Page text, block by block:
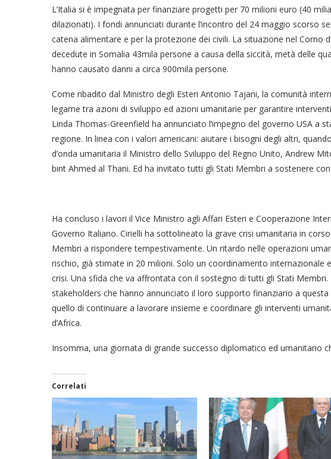
L’Italia si è impegnata per finanziare progetti per 70 milioni euro (40
dilazionati). I fondi annunciati durante l’incontro del 24 maggio scorso
catena alimentare e per la protezione dei civili. La situazione nel Corno
decedute in Somalia 43mila persone a causa della siccità, metà delle
hanno causato danni a circa 900mila persone.
Come ribadito dal Ministro degli Esteri Antonio Tajani, la comunità
legame tra azioni di sviluppo ed azioni umanitarie per garantire
Linda Thomas-Greenfield ha annunciato l’impegno del governo USA a
regione. In linea con i valori americani: aiutare i bisogni degli altri,
d’onda umanitaria il Ministro dello Sviluppo del Regno Unito, Andrew
bint Ahmed al Thani. Ed ha invitato tutti gli Stati Membri a sostenere
Ha concluso i lavori il Vice Ministro agli Affari Esteri e Cooperazione
Governo Italiano. Cirielli ha sottolineato la grave crisi umanitaria in
Membri a rispondere tempestivamente. Un ritardo nelle operazioni
rischio, già stimate in 20 milioni. Solo un coordinamento internazionale
crisi. Una sfida che va affrontata con il sostegno di tutti gli Stati
stakeholders che hanno annunciato il loro supporto finanziario a questa
quello di continuare a lavorare insieme e coordinare gli interventi
d’Africa.
Insomma, una giornata di grande successo diplomatico ed umanitario
Correlati